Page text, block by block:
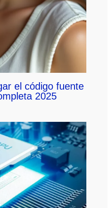
el código fuente
2025